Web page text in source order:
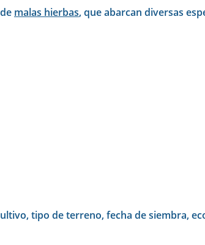
malas hierbas, que abarcan diversas
tipo de terreno, fecha de siembra,